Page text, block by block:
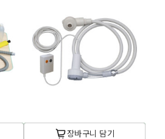
장바구니 담기